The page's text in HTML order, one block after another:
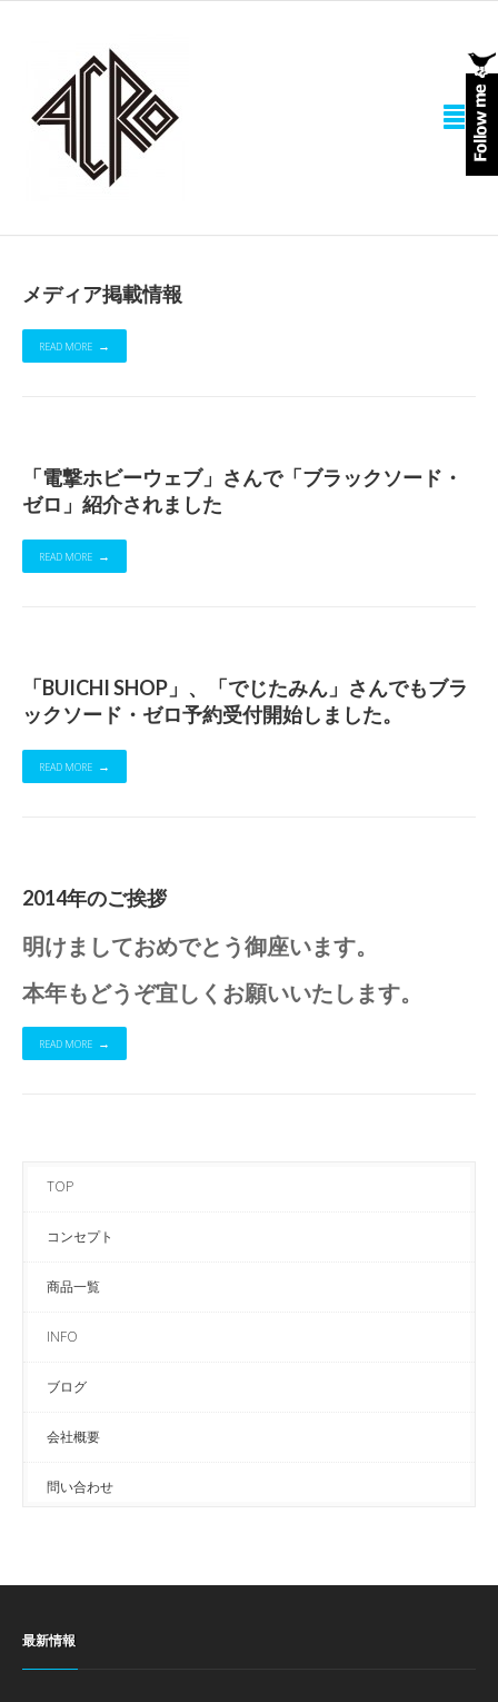
メディア掲載情報
READ MORE
「電撃ホビーウェブ」さんで「ブラックソード・
ゼロ」紹介されました
READ MORE
「BUICHI SHOP」、「でじたみん」さんでもブラ
ックソード・ゼロ予約受付開始しました。
READ MORE
2014年のご挨拶
明けましておめでとう御座います。
本年もどうぞ宜しくお願いいたします。
READ MORE
TOP
コンセプト
商品一覧
INFO
ブログ
会社概要
問い合わせ
最新情報